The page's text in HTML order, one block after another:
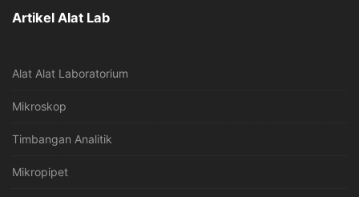
Artikel Alat Lab
Alat Alat Laboratorium
Mikroskop
Timbangan Analitik
Mikropipet